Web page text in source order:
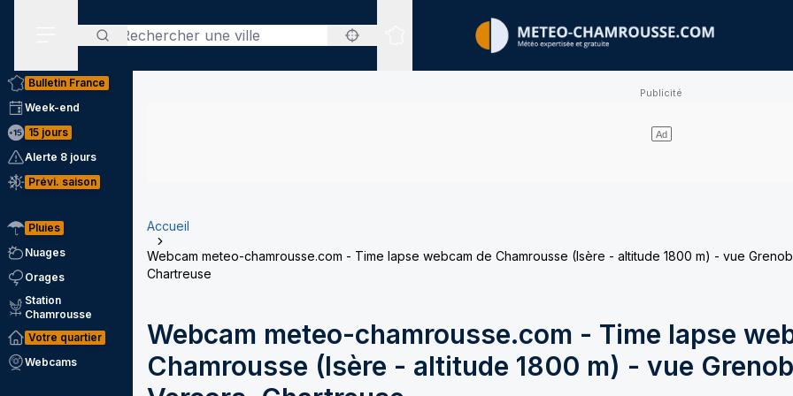
Rechercher
Sites expertisés
Bulletin France
Week-end
15 jours
Alerte 8 jours
Prévi. saison
Pluies
Nuages
Orages
Station
Chamrousse
Votre quartier
Webcams
Accueil
Webcam meteo-chamrousse.com - Time lapse webcam de Chamrousse (Isère - altitude 1800 m) - vue
Chartreuse
Webcam meteo-chamrousse.com - Time lapse
Chamrousse (Isère - altitude 1800 m) - vue